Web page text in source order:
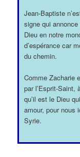
Jean-Baptiste
signe qui
Dieu en notre
d’espérance car
du chemin.
Comme Zacharie
par l’Esprit-Saint,
qu’il est le Dieu
amour, pour nous
Syrie.